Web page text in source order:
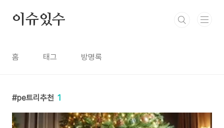
이슈있수
홈 태그 방명록
pe트리추천 1